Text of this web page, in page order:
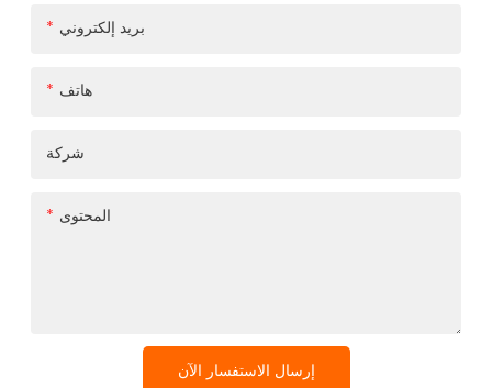
بريد إلكتروني
هاتف
شركة
المحتوى
إرسال الاستفسار الآن